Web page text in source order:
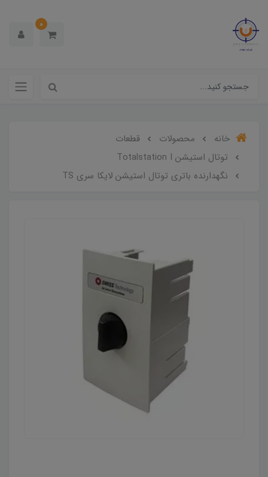
0
خانه محصولات
قطعات
توتال استیشن Totalstation I
نگهدارنده باتری توتال استیشن لایکا سری TS